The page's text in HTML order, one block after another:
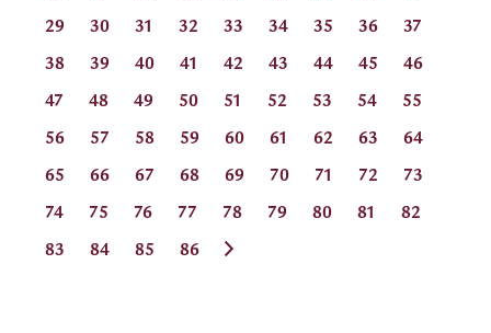
29 30 31 32 33 34 35 36 37
38 39 40 41 42 43 44 45 46
47 48 49 50 51 52 53 54 55
56 57 58 59 60 61 62 63 64
65 66 67 68 69 70 71 72 73
74 75 76 77 78 79 80 81 82
83 84 85 86